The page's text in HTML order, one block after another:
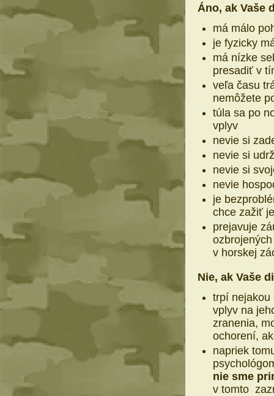
Áno, ak Vaše
má málo
je fyzicky
má nízke
presadiť v
veľa času
nemôžete
túla sa po
vplyv
nevie si
nevie si
nevie si
nevie
je
chce zažiť
prejavuje
v horskej
Nie, ak Vaše
trpí nejakou
vplyv na
zranenia,
ochorení,
napriek
nie sme
v tomto